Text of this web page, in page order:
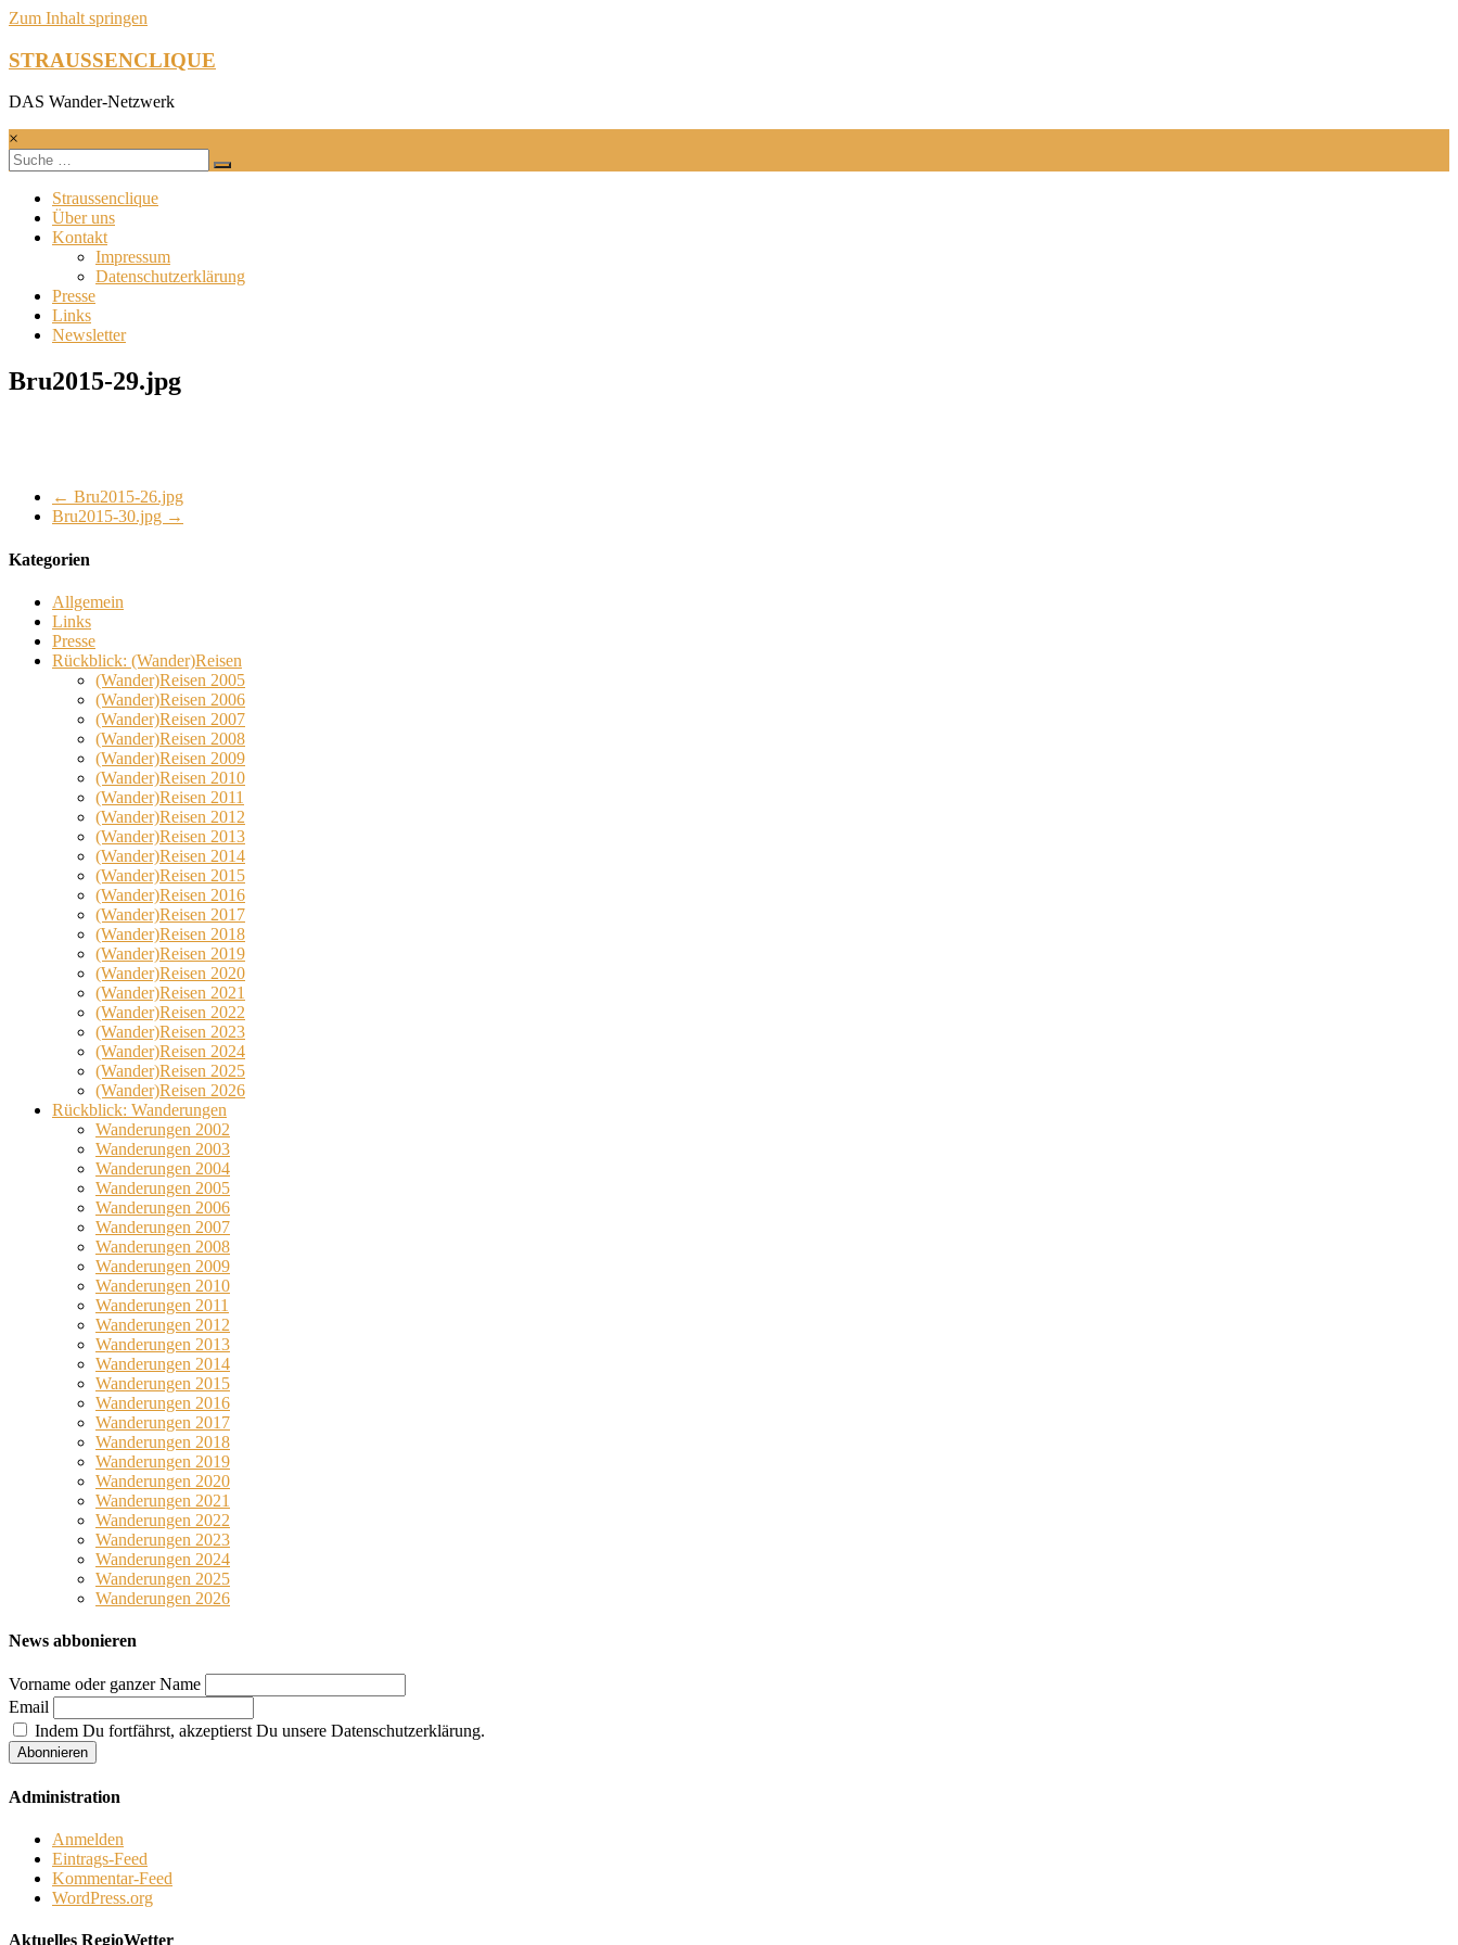
Zum Inhalt springen
STRAUSSENCLIQUE
DAS Wander-Netzwerk
×
Straussenclique
Über uns
Kontakt
Impressum
Datenschutzerklärung
Presse
Links
Newsletter
Bru2015-29.jpg
← Bru2015-26.jpg
Bru2015-30.jpg →
Kategorien
Allgemein
Links
Presse
Rückblick: (Wander)Reisen
(Wander)Reisen 2005
(Wander)Reisen 2006
(Wander)Reisen 2007
(Wander)Reisen 2008
(Wander)Reisen 2009
(Wander)Reisen 2010
(Wander)Reisen 2011
(Wander)Reisen 2012
(Wander)Reisen 2013
(Wander)Reisen 2014
(Wander)Reisen 2015
(Wander)Reisen 2016
(Wander)Reisen 2017
(Wander)Reisen 2018
(Wander)Reisen 2019
(Wander)Reisen 2020
(Wander)Reisen 2021
(Wander)Reisen 2022
(Wander)Reisen 2023
(Wander)Reisen 2024
(Wander)Reisen 2025
(Wander)Reisen 2026
Rückblick: Wanderungen
Wanderungen 2002
Wanderungen 2003
Wanderungen 2004
Wanderungen 2005
Wanderungen 2006
Wanderungen 2007
Wanderungen 2008
Wanderungen 2009
Wanderungen 2010
Wanderungen 2011
Wanderungen 2012
Wanderungen 2013
Wanderungen 2014
Wanderungen 2015
Wanderungen 2016
Wanderungen 2017
Wanderungen 2018
Wanderungen 2019
Wanderungen 2020
Wanderungen 2021
Wanderungen 2022
Wanderungen 2023
Wanderungen 2024
Wanderungen 2025
Wanderungen 2026
News abbonieren
Vorname oder ganzer Name
Email
Indem Du fortfährst, akzeptierst Du unsere Datenschutzerklärung.
Administration
Anmelden
Eintrags-Feed
Kommentar-Feed
WordPress.org
Aktuelles RegioWetter